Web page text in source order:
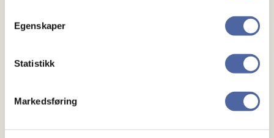
Egenskaper
Statistikk
Markedsføring
Om MS